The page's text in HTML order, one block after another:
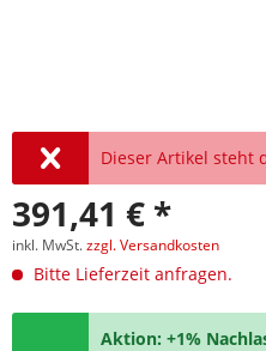
Dieser Artikel steht
391,41 € *
inkl. MwSt.zzgl. Versandkosten
Bitte Lieferzeit anfragen.
Aktion: +1%